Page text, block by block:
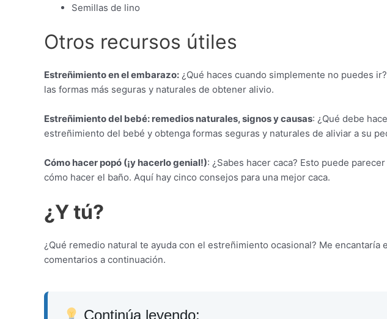
Semillas de lino
Otros recursos útiles
Estreñimiento en el embarazo: ¿Qué haces cuando simplemente no puedes
las formas más seguras y naturales de obtener alivio.
Estreñimiento del bebé: remedios naturales, signos y causas: ¿Qué debe
estreñimiento del bebé y obtenga formas seguras y naturales de aliviar a su
Cómo hacer popó (¡y hacerlo genial!): ¿Sabes hacer caca? Esto puede
cómo hacer el baño. Aquí hay cinco consejos para una mejor caca.
¿Y tú?
¿Qué remedio natural te ayuda con el estreñimiento ocasional? Me
comentarios a continuación.
Continúa leyendo: